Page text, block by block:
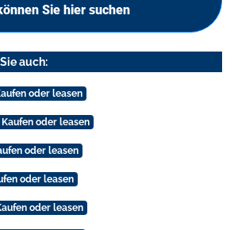
Sie hier suchen
auch:
oder leasen
oder leasen
oder leasen
oder leasen
oder leasen